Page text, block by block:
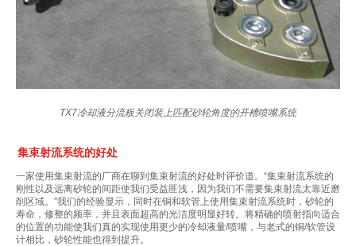
TX7冷却液分流板关闭装上匹配砂轮角度的开槽喷嘴系统
集束射流系统的好处
一家使用集束射流的厂商在聊到集束射流的好处时评价道。“集束射流系统的
刚性以及远离砂轮的间距使我们受益匪浅，因为我们不需要集束射流太靠近磨
削区域。”我们的经验显示，同时在铜和软管上使用集束射流系统时，砂轮的
寿命，修整的频率，并且表面超高的光洁度明显好转。将精确的喷射指向适合
的位置的功能使我们真的实现使用更少的冷却液量/喷嘴，与老式的铜/软管设
计相比，砂轮性能也得到提升。